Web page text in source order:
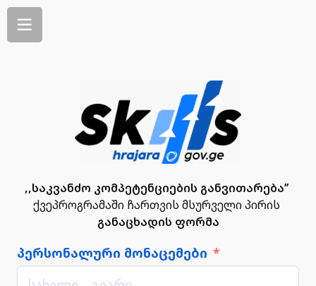
,,საკვანძო კომპეტენციების განვითარება’’
ქვეპროგრამაში ჩართვის მსურველი პირის
განაცხადის ფორმა
პერსონალური მონაცემები